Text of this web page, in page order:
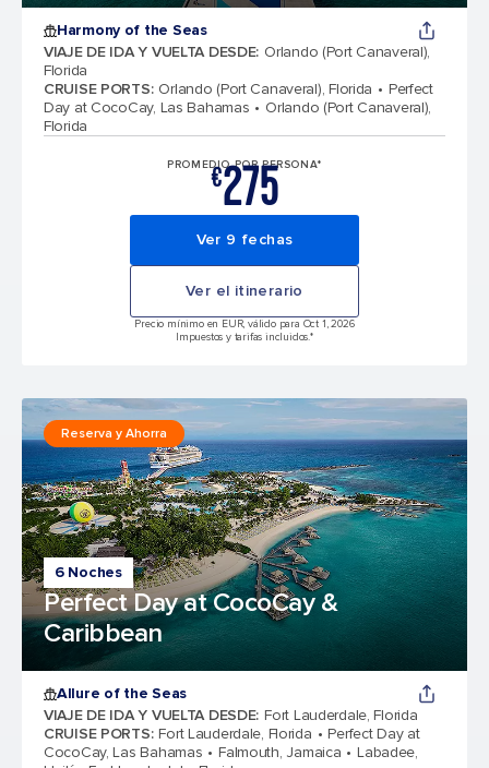
Harmony of the Seas
VIAJE DE IDA Y VUELTA DESDE: Orlando (Port Canaveral),
Florida
CRUISE PORTS: Orlando (Port Canaveral), Florida
Perfect
Day at CocoCay, Las Bahamas
Orlando (Port Canaveral),
Florida
PROMEDIO POR PERSONA*
€275
Ver 9 fechas
Ver el itinerario
Precio mínimo en EUR, válido para Oct 1, 2026
Impuestos y tarifas incluidos.*
6 Noches
Perfect Day at CocoCay &
Caribbean
Reserva y Ahorra
Allure of the Seas
VIAJE DE IDA Y VUELTA DESDE: Fort Lauderdale, Florida
CRUISE PORTS: Fort Lauderdale, Florida
Perfect Day at
CocoCay, Las Bahamas
Falmouth, Jamaica
Labadee,